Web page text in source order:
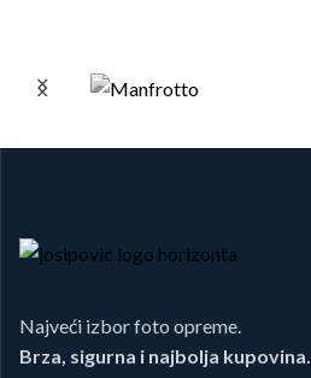
Najveći izbor foto opreme.
Brza, sigurna i najbolja kupovina.